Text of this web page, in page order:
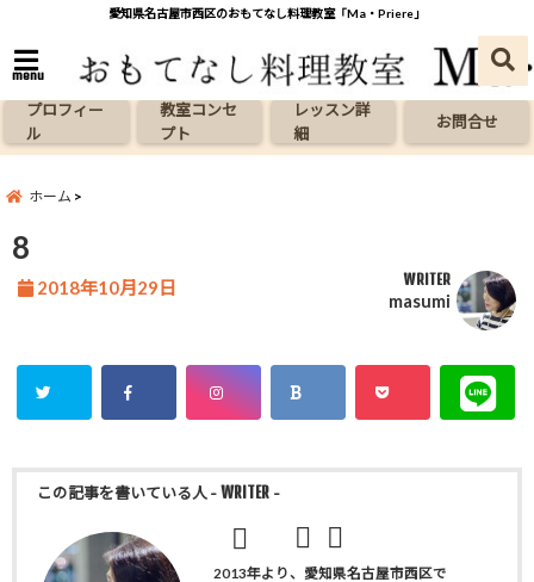
愛知県名古屋市西区のおもてなし料理教室「Ma・Priere」
menu
プロフィー
ル
教室コンセ
プト
レッスン詳
細
お問合せ
ホーム
8
2018年10月29日 WRITER
masumi
この記事を書いている人 - WRITER -
2013年より、愛知県名古屋市西区で